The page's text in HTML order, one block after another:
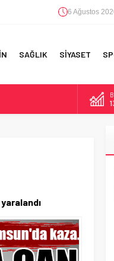
6 Ağustos
SAĞLIK SİYASET